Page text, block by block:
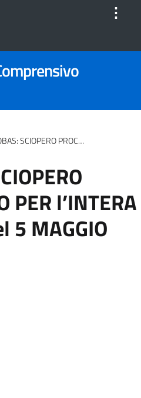
⋮
PROCLAMATO PER L’INTERA GIORNATA Del 5 MAGGIO 2023
PER l’INTERA
5 MAGGIO